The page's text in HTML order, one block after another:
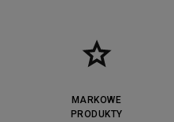
MARKOWE
PRODUKTY